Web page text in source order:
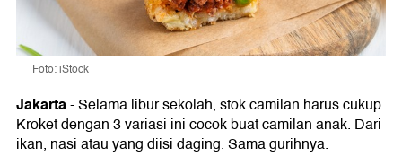
Foto: iStock
Jakarta-Selama libur sekolah, stok camilan harus cukup.
Kroket dengan 3 variasi ini cocok buat camilan anak. Dari
ikan, nasi atau yang diisi daging. Sama gurihnya.